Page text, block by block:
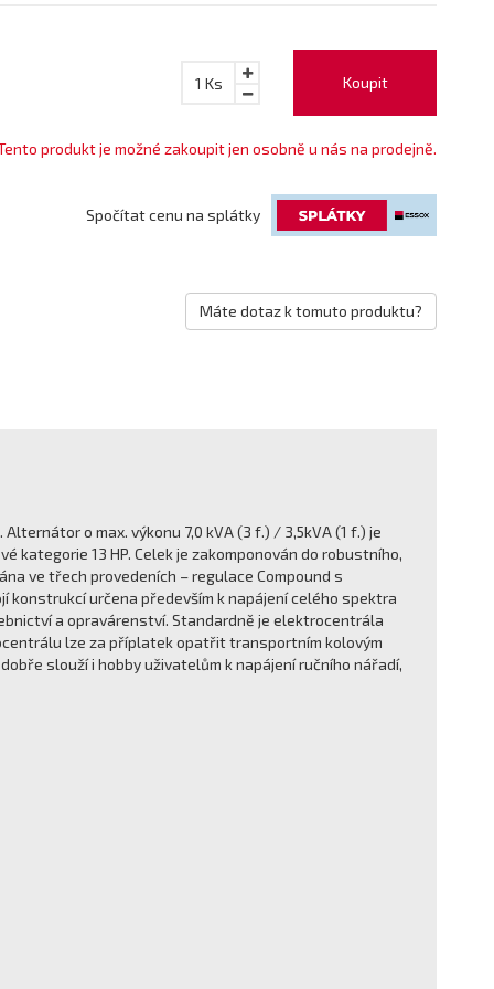
Koupit
1 Ks
produkt je možné zakoupit jen osobně u nás na prodejně.
Spočítat cenu na splátky
Máte dotaz k tomuto produktu?
o max. výkonu 7,0 kVA (3 f.) / 3,5kVA (1 f.) je
kategorie 13 HP. Celek je zakomponován do robustního,
ve třech provedeních – regulace Compound s
určena především k napájení celého spektra
a opravárenství. Standardně je elektrocentrála
lze za příplatek opatřit transportním kolovým
slouží i hobby uživatelům k napájení ručního nářadí,